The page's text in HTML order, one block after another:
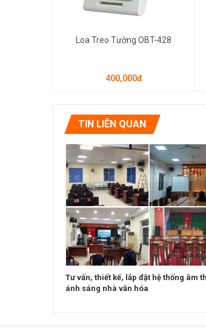
Loa Treo Tường OBT-428
400,000đ
TIN LIÊN QUAN
Tư vấn, thiết kế, lắp đặt hệ thống âm
ánh sáng nhà văn hóa